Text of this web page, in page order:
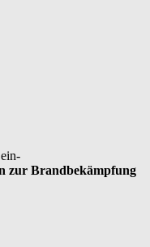
zur Brandbekämpfung